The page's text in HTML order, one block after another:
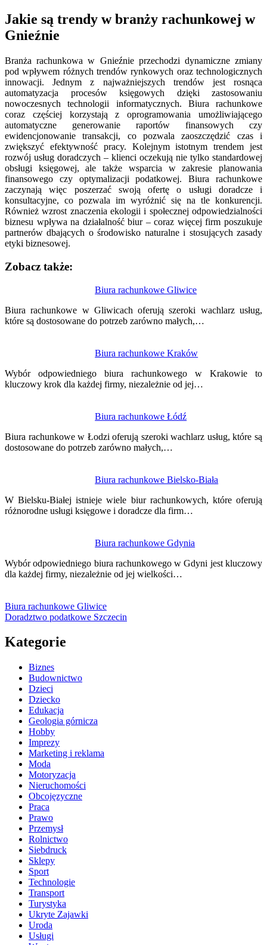
Jakie są trendy w branży rachunkowej w
Gnieźnie
Branża rachunkowa w Gnieźnie przechodzi dynamiczne zmiany
pod wpływem różnych trendów rynkowych oraz technologicznych
innowacji. Jednym z najważniejszych trendów jest rosnąca
automatyzacja procesów księgowych dzięki zastosowaniu
nowoczesnych technologii informatycznych. Biura rachunkowe
coraz częściej korzystają z oprogramowania umożliwiającego
automatyczne generowanie raportów finansowych czy
ewidencjonowanie transakcji, co pozwala zaoszczędzić czas i
zwiększyć efektywność pracy. Kolejnym istotnym trendem jest
rozwój usług doradczych – klienci oczekują nie tylko standardowej
obsługi księgowej, ale także wsparcia w zakresie planowania
finansowego czy optymalizacji podatkowej. Biura rachunkowe
zaczynają więc poszerzać swoją ofertę o usługi doradcze i
konsultacyjne, co pozwala im wyróżnić się na tle konkurencji.
Również wzrost znaczenia ekologii i społecznej odpowiedzialności
biznesu wpływa na działalność biur – coraz więcej firm poszukuje
partnerów dbających o środowisko naturalne i stosujących zasady
etyki biznesowej.
Zobacz także:
Biura rachunkowe Gliwice
Biura rachunkowe w Gliwicach oferują szeroki wachlarz usług,
które są dostosowane do potrzeb zarówno małych,…
Biura rachunkowe Kraków
Wybór odpowiedniego biura rachunkowego w Krakowie to
kluczowy krok dla każdej firmy, niezależnie od jej…
Biura rachunkowe Łódź
Biura rachunkowe w Łodzi oferują szeroki wachlarz usług, które są
dostosowane do potrzeb zarówno małych,…
Biura rachunkowe Bielsko-Biała
W Bielsku-Białej istnieje wiele biur rachunkowych, które oferują
różnorodne usługi księgowe i doradcze dla firm…
Biura rachunkowe Gdynia
Wybór odpowiedniego biura rachunkowego w Gdyni jest kluczowy
dla każdej firmy, niezależnie od jej wielkości…
wpisu
Biura rachunkowe Gliwice
Doradztwo podatkowe Szczecin
Kategorie
Biznes
Budownictwo
Dzieci
Dziecko
Edukacja
Geologia górnicza
Hobby
Imprezy
Marketing i reklama
Moda
Motoryzacja
Nieruchomości
Obcojęzyczne
Praca
Prawo
Przemysł
Rolnictwo
Siebdruck
Sklepy
Sport
Technologie
Transport
Turystyka
Ukryte Zajawki
Uroda
Usługi